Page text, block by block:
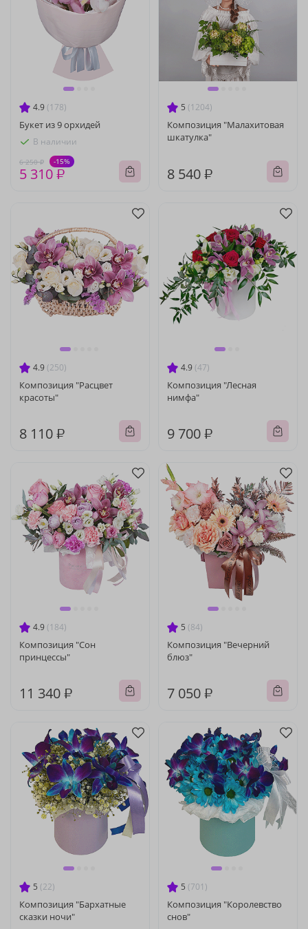
4.9 (178)
Букет из 9 орхидей
В наличии
6 250 ₽ -15%
5 310 ₽
5 (1204)
Композиция "Малахитовая
шкатулка"
8 540 ₽
4.9 (250)
Композиция "Расцвет
красоты"
8 110 ₽
4.9 (47)
Композиция "Лесная
нимфа"
9 700 ₽
4.9 (184)
Композиция "Сон
принцессы"
11 340 ₽
5 (84)
Композиция "Вечерний
блюз"
7 050 ₽
5 (22)
Композиция "Бархатные
сказки ночи"
5 (701)
Композиция "Королевство
снов"